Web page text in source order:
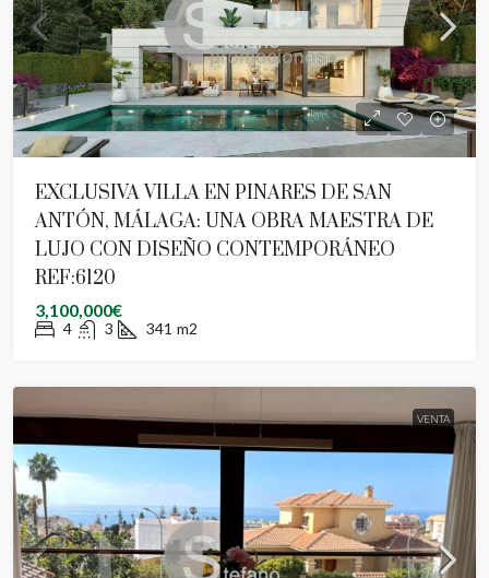
EXCLUSIVA VILLA EN PINARES DE SAN
ANTÓN, MÁLAGA: UNA OBRA MAESTRA DE
LUJO CON DISEÑO CONTEMPORÁNEO
REF:6120
3,100,000€
4 3 341 m2
VENTA